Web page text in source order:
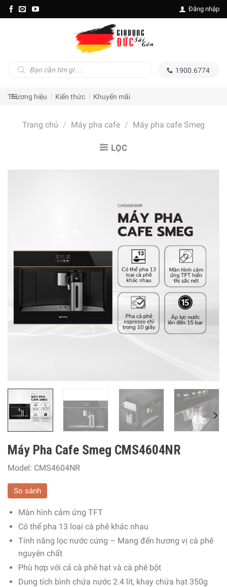
Skip
to
Đăng nhập
kiếm
1900.6774
Thương hiệu Kiến thức Khuyến mãi
Trang chủ / Máy pha cafe / Máy pha cafe Smeg
LỌC
Máy Pha Cafe Smeg CMS4604NR
Model: CMS4604NR
So sánh
Màn hình cảm ứng TFT
Có thể pha 13 loại cà phê khác nhau
Tính năng lọc nước cứng – Mang đến hương vị cà phê
nguyên chất
Phù hợp với cả cà phê hạt và cà phê bột
Dung tích bình chứa nước 2.4 lít, khay chứa hạt 350g